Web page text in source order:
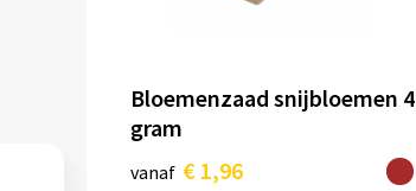
Bloemenzaad snijbloemen 4
gram
vanaf € 1,96